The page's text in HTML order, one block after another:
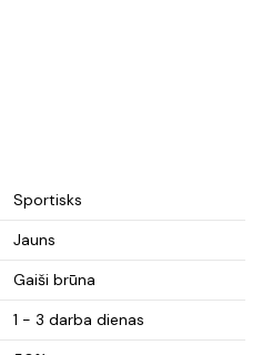
Sportisks
Jauns
Gaiši brūna
1 - 3 darba dienas